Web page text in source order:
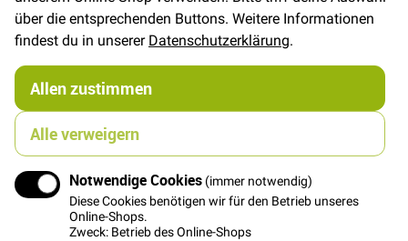
über die entsprechenden Buttons. Weitere Informationen
findest du in unsererDatenschutzerklärung.
Allen zustimmen
Alle verweigern
Notwendige Cookies (immer notwendig)
Diese Cookies benötigen wir für den Betrieb unseres
Online-Shops.
Zweck: Betrieb des Online-Shops
Wunderschöne Muster im Modern Retro Stil - Breite: 1,35m
VerfügbarkeitAuf Lager
32,00 €
€/METER(Freie Eingabe)
In den Warenkorb